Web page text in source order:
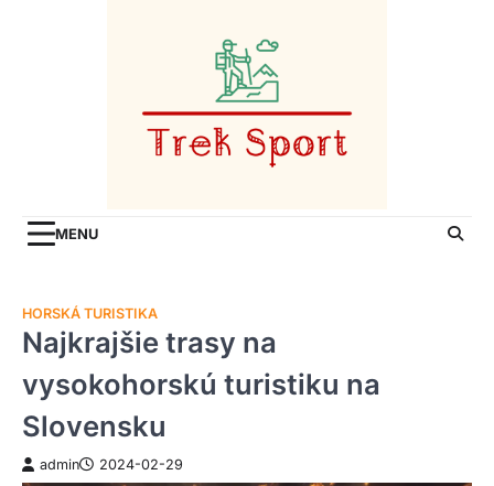
MENU
HORSKÁ TURISTIKA
Najkrajšie trasy na
vysokohorskú turistiku na
Slovensku
admin 2024-02-29